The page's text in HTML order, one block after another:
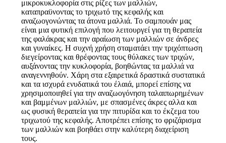
μικροκυκλοφορία στις ρίζες των μαλλιών,
καταπραϋνοντας το τριχωτό της κεφαλής και
αναζωογονώντας τα άτονα μαλλιά. Το σαμπουάν μας
είναι μια φυτική επιλογή που λειτουργεί για τη θεραπεία
της φαλάκρας και την αραίωση των μαλλιών σε άνδρες
και γυναίκες. Η συχνή χρήση σταματάει την τριχόπτωση
διεγείροντας και θρέφοντας τους θύλακες των τριχών,
αυξάνοντας την κυκλοφορία, βοηθώντας τα μαλλιά να
αναγεννηθούν. Χάρη στα εξαιρετικά δραστικά συστατικά
και τα ισχυρά ενυδατικά του έλαιά, μπορεί επίσης να
χρησιμοποιηθεί για την αναζωογόνηση ταλαιπωρημένων
και βαμμένων μαλλιών, με σπασμένες άκρες αλλα και
ως φυσική θεραπεία για την πιτυρίδα και το έκζεμα του
τριχωτού της κεφαλής. Αποτρέπει επίσης το φριζάρισμα
των μαλλιών και βοηθάει στην καλύτερη διαχείριση
τους.